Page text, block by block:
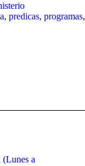
, predicas, programas,
a